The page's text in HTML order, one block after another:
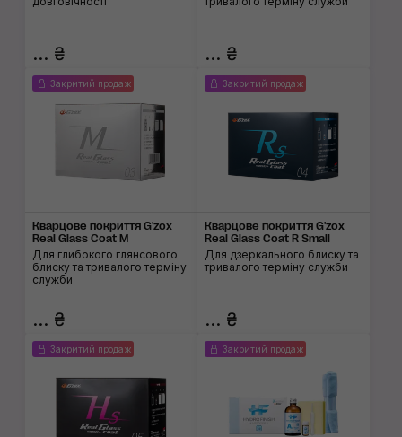
... ₴ ... ₴
Закритий продаж
Кварцове покриття G'zox
Real Glass Coat M
Для глибокого глянсового
блиску та тривалого терміну
служби
... ₴
Закритий продаж
Кварцове покриття G'zox
Real Glass Coat R Small
Для дзеркального блиску та
тривалого терміну служби
... ₴
Закритий продаж Закритий продаж